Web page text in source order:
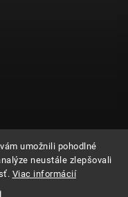
umožnili pohodlné
neustále zlepšovali
Viac informácií
práva vyhradené.